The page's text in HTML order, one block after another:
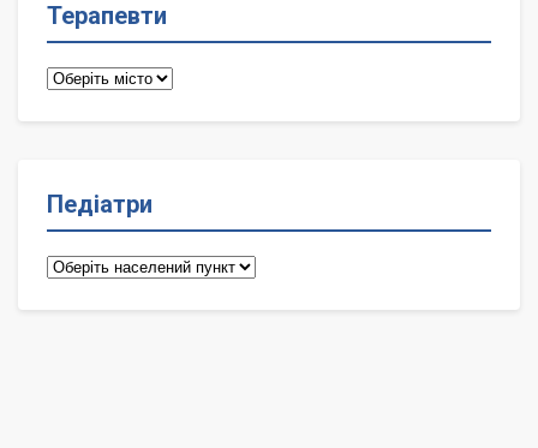
Терапевти
Терапевти
Педіатри
Педіатри